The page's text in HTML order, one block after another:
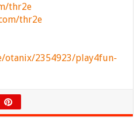
thr2e
thr2e
otanix/2354923/play4fun-